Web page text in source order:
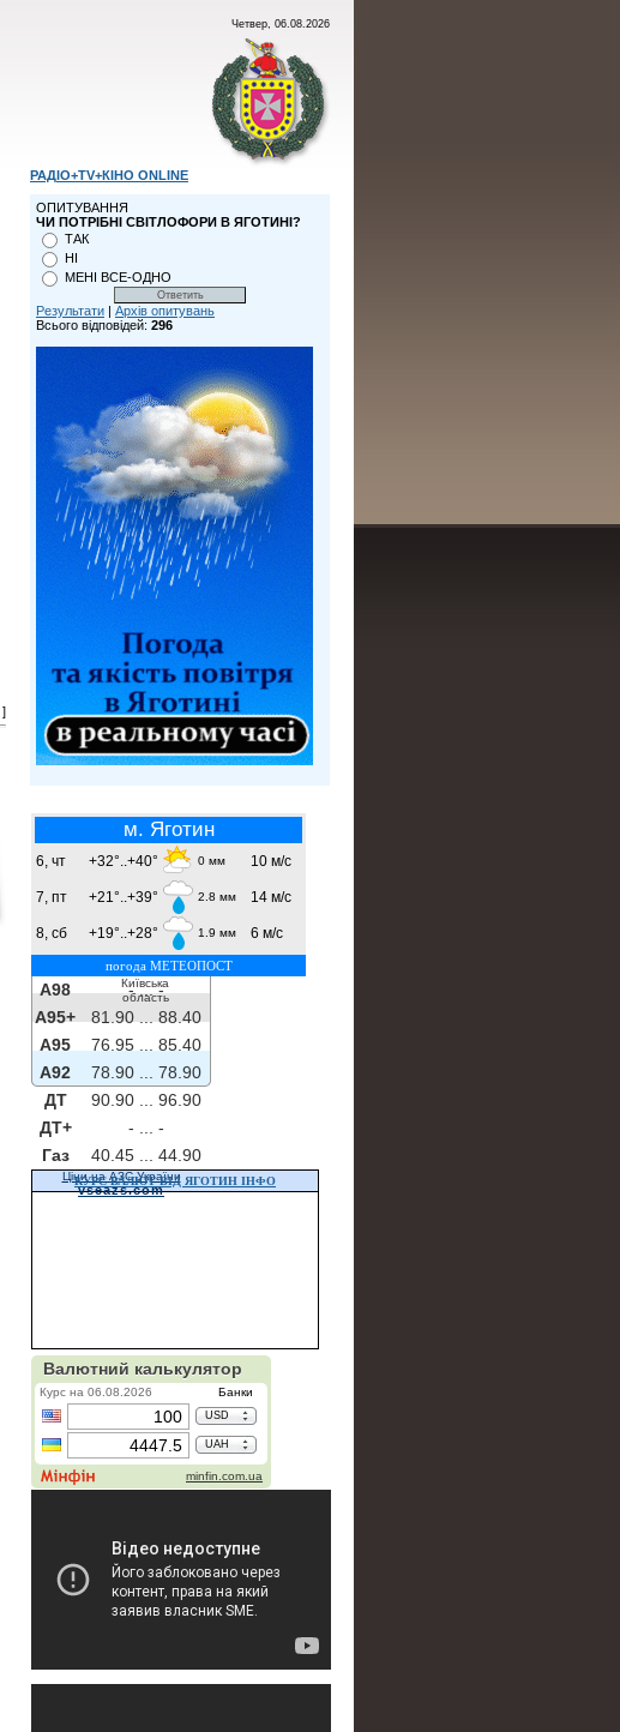
Четвер, 06.08.2026
]
РАДІО+TV+КІНО ONLINE
ОПИТУВАННЯ
ЧИ ПОТРІБНІ СВІТЛОФОРИ В ЯГОТИНІ?
ТАК
НІ
МЕНІ ВСЕ-ОДНО
Результати | Архів опитувань
Всього відповідей: 296
м. Яготин
6, чт +32°..+40° 0 мм 10 м/с
7, пт +21°..+39° 2.8 мм 14 м/с
8, сб +19°..+28° 1.9 мм 6 м/с
погода МЕТЕОПОСТ
Київська
область
A98 - ...-
A95+
81.90 ...
88.40
A95
76.95 ...
85.40
A92
78.90 ...
78.90
ДТ
90.90 ...
96.90
ДТ+
- ...
-
Газ
40.45 ... 44.90
Ціни на АЗС України
vseazs.com
КУРС ВАЛЮТ ВІД ЯГОТИН ІНФО